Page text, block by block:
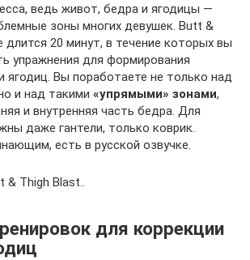
ведь живот, бедра и ягодицы —
зоны многих девушек. Butt &
длится 20 минут, в течение которых вы
упражнения для формирования
ягодиц. Вы поработаете не только над
и над такими «упрямыми» зонами,
и внутренняя часть бедра. Для
даже гантели, только коврик.
есть в русской озвучке.
& Thigh Blast..
для коррекции